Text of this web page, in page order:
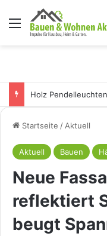
Menü
Startseite / Aktuell
Aktuell Bauen
Neue
reflektiert
beugt